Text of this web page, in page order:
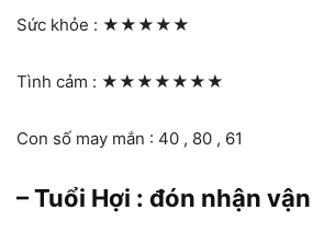
Sức khỏe : ★★★★★
Tình cảm : ★★★★★★★
Con số may mắn : 40 , 80 , 61
– Tuổi Hợi : đón nhận